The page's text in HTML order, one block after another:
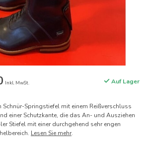
Inkl. MwSt. Auf Lager
Schnür-Springstiefel mit einem Reißverschluss
einer Schutzkante, die das An- und Ausziehen
Stiefel mit einer durchgehend sehr engen
Lesen Sie mehr.